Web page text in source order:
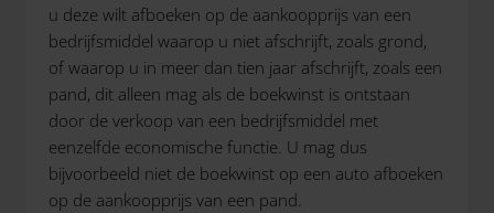
u deze wilt afboeken op de aankoopprijs van een
bedrijfsmiddel waarop u niet afschrijft, zoals grond,
of waarop u in meer dan tien jaar afschrijft, zoals een
pand, dit alleen mag als de boekwinst is ontstaan
door de verkoop van een bedrijfsmiddel met
eenzelfde economische functie. U mag dus
bijvoorbeeld niet de boekwinst op een auto afboeken
op de aankoopprijs van een pand.